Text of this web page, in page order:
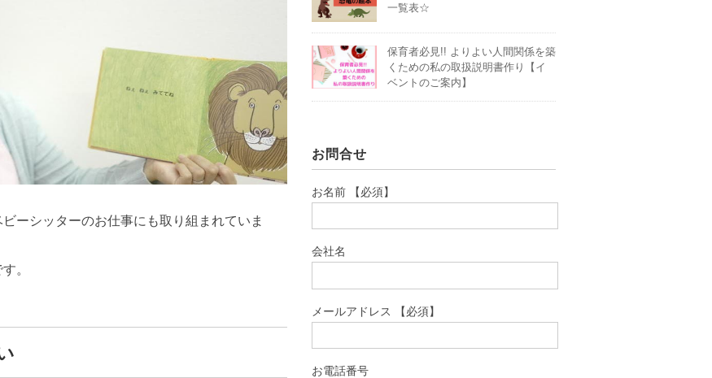
ーシッターのお仕事にも取り組まれていま
。
一覧表☆
保育者必見!! よりよい人間関係を築
くための私の取扱説明書作り【イ
ベントのご案内】
お問合せ
お名前 【必須】
会社名
メールアドレス 【必須】
お電話番号